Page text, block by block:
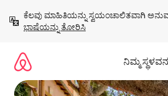
ಹೋಗಿ
ಕೆಲವು ಮಾಹಿತಿಯನ್ನು ಸ್ವಯಂಚಾಲಿತವಾಗಿ
ಭಾಷೆಯನ್ನು ತೋರಿಸಿ
ನಿಮ್ಮ